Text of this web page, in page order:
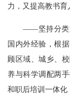
力，又提高教书育
——坚持分类施
国内外经验，根
顾区域、城乡、
养与科学调配两
和职后培训一体化